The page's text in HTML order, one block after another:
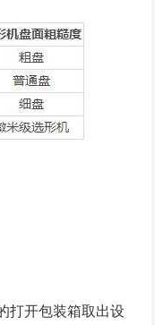
打开包装箱取出设